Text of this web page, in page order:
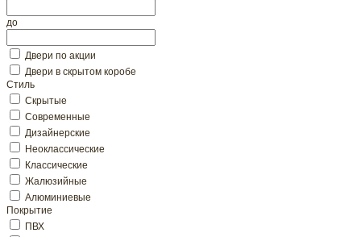
до
Двери по акции
Двери в скрытом коробе
Стиль
Скрытые
Современные
Дизайнерские
Неоклассические
Классические
Жалюзийные
Алюминиевые
Покрытие
ПВХ